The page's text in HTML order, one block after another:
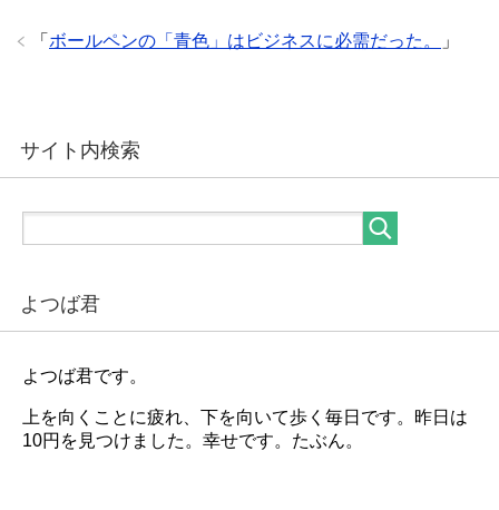
「 ボールペンの「青色」はビジネスに必需だった。 」
サイト内検索
よつば君
よつば君です。
上を向くことに疲れ、下を向いて歩く毎日です。昨日は
10円を見つけました。幸せです。たぶん。